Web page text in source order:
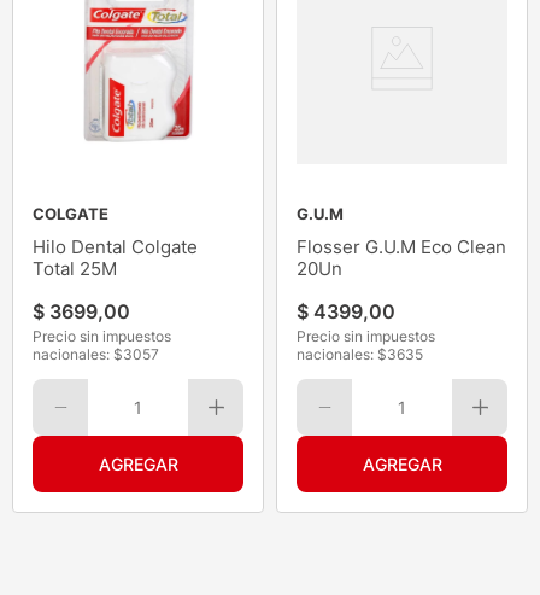
COLGATE
Hilo Dental Colgate
Total 25M
$ 3699,00
Precio sin impuestos
nacionales: $3057
1
G.U.M
Flosser G.U.M Eco Clean
20Un
$ 4399,00
Precio sin impuestos
nacionales: $3635
1